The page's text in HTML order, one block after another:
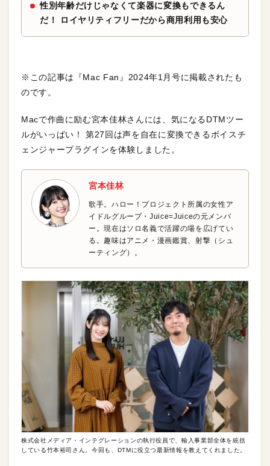
性別年齢だけじゃなくて楽器に変換もできるん
だ！ ロイヤリティフリーだから商用利用も安心
※この記事は『Mac Fan』2024年1月号に掲載されたも
のです。
Macで作曲に励む宮本佳林さんには、気になるDTMツー
ルがいっぱい！ 第27回は声を自在に変換できるボイスチ
ェンジャープラグインを体験しました。
宮本佳林
歌手。ハロー！プロジェクト所属の女性ア
イドルグループ・Juice=Juiceの元メンバ
ー。現在はソロ名義で活躍の場を広げてい
る。趣味はアニメ・漫画鑑賞、射撃（シュ
ーティング）。
株式会社メディア・インテグレーションの執行役員で、輸入事業部全体を統括
している竹本裕司さん。今回も、DTMに役立つ最新情報を教えてくれました。